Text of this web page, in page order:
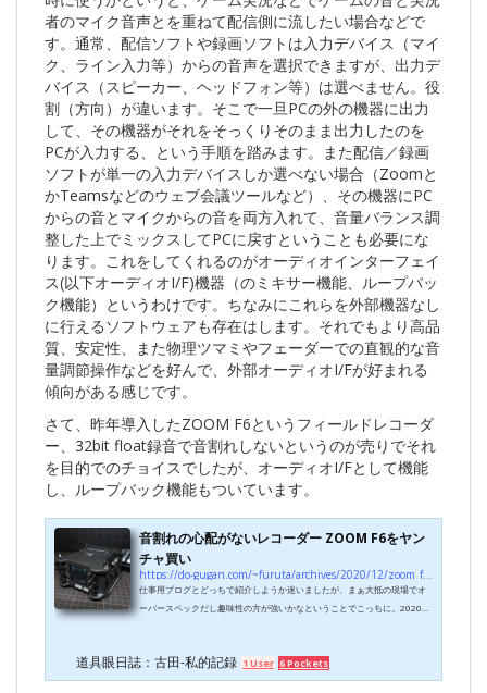
者のマイク音声とを重ねて配信側に流したい場合などで
す。通常、配信ソフトや録画ソフトは入力デバイス（マイ
ク、ライン入力等）からの音声を選択できますが、出力デ
バイス（スピーカー、ヘッドフォン等）は選べません。役
割（方向）が違います。そこで一旦PCの外の機器に出力
して、その機器がそれをそっくりそのまま出力したのを
PCが入力する、という手順を踏みます。また配信／録画
ソフトが単一の入力デバイスしか選べない場合（Zoomと
かTeamsなどのウェブ会議ツールなど）、その機器にPC
からの音とマイクからの音を両方入れて、音量バランス調
整した上でミックスしてPCに戻すということも必要にな
ります。これをしてくれるのがオーディオインターフェイ
ス(以下オーディオI/F)機器（のミキサー機能、ループバッ
ク機能）というわけです。ちなみにこれらを外部機器なし
に行えるソフトウェアも存在はします。それでもより高品
質、安定性、また物理ツマミやフェーダーでの直観的な音
量調節操作などを好んで、外部オーディオI/Fが好まれる
傾向がある感じです。
さて、昨年導入したZOOM F6というフィールドレコーダ
ー、32bit float録音で音割れしないというのが売りでそれ
を目的でのチョイスでしたが、オーディオI/Fとして機能
し、ループバック機能もついています。
音割れの心配がないレコーダー ZOOM F6をヤン
チャ買い
https://do-gugan.com/~furuta/archives/2020/12/zoom_f6.html
仕事用ブログとどっちで紹介しようか迷いましたが、まぁ大抵の現場でオ
ーバースペックだし趣味性の方が強いかなということでこっちに。2020年
いました。■32bit float録音とはこの製品の大きな特徴となる32bit float録
音について簡単に。通常のレコーダーは8bitや16bit、ハイレゾなら24bit
道具眼日誌：古田-私的記録 1 User 6 Pockets